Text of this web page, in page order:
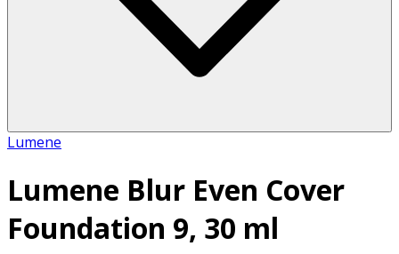
Lumene
Lumene Blur Even Cover
Foundation 9, 30 ml